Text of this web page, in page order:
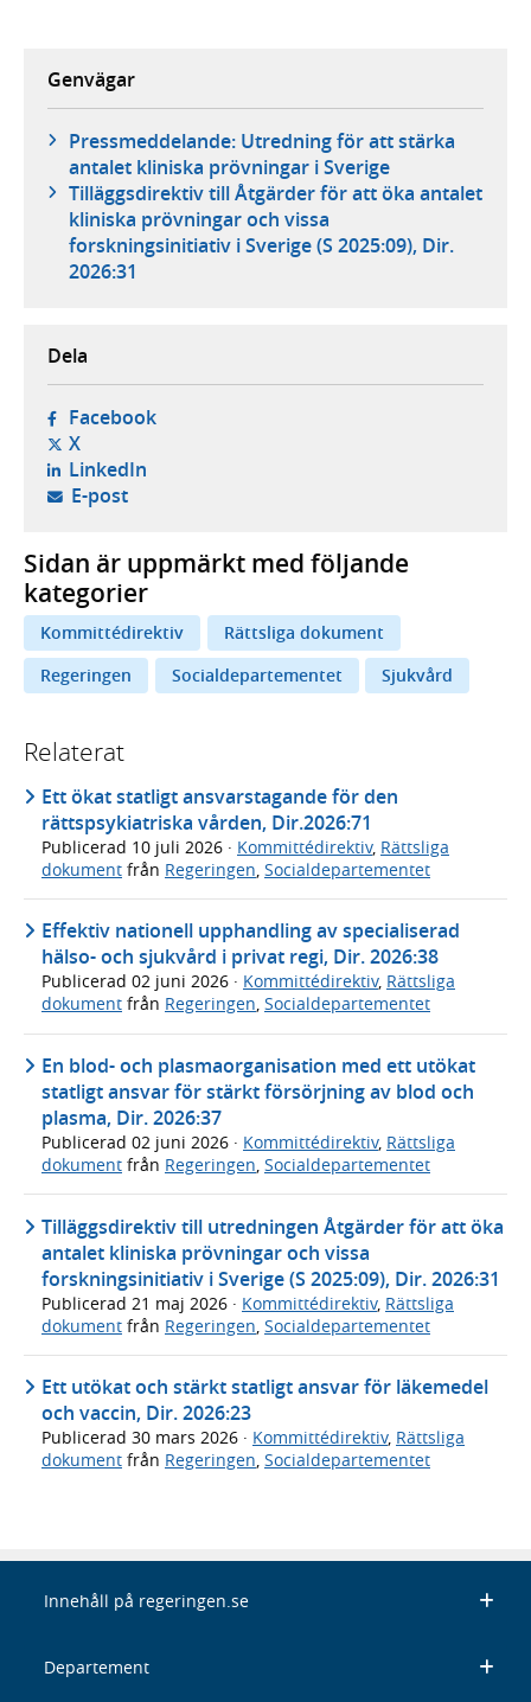
Genvägar
Pressmeddelande: Utredning för att stärka
antalet kliniska prövningar i Sverige
Tilläggsdirektiv till Åtgärder för att öka antalet
kliniska prövningar och vissa
forskningsinitiativ i Sverige (S 2025:09), Dir.
2026:31
Dela
Facebook- öppnas i ny flik, extern webbplats,
X- öppnas i ny flik, extern webbplats,
LinkedIn- öppnas i ny flik, extern webbplats,
E-post- öppnar din e-postklient,
Sidan är uppmärkt med följande
kategorier
Kommittédirektiv
Rättsliga dokument
Regeringen
Socialdepartementet Sjukvård
Relaterat
Ett ökat statligt ansvarstagande för den
rättspsykiatriska vården, Dir.2026:71
Publicerad 10 juli 2026 · Kommittédirektiv, Rättsliga
dokument från Regeringen Socialdepartementet
Effektiv nationell upphandling av specialiserad
hälso- och sjukvård i privat regi, Dir. 2026:38
Publicerad 02 juni 2026 · Kommittédirektiv, Rättsliga
dokument från Regeringen, Socialdepartementet
En blod- och plasmaorganisation med ett utökat
statligt ansvar för stärkt försörjning av blod och
plasma, Dir. 2026:37
Publicerad 02 juni 2026 · Kommittédirektiv, Rättsliga
dokument från Regeringen, Socialdepartementet
Tilläggsdirektiv till utredningen Åtgärder för att öka
antalet kliniska prövningar och vissa
forskningsinitiativ i Sverige (S 2025:09), Dir. 2026:31
Publicerad 21 maj 2026 · Kommittédirektiv, Rättsliga
dokument från Regeringen Socialdepartementet
Ett utökat och stärkt statligt ansvar för läkemedel
och vaccin, Dir. 2026:23
Publicerad 30 mars 2026 · Kommittédirektiv, Rättsliga
dokument från Regeringen, Socialdepartementet
Innehåll på regeringen.se
Departement